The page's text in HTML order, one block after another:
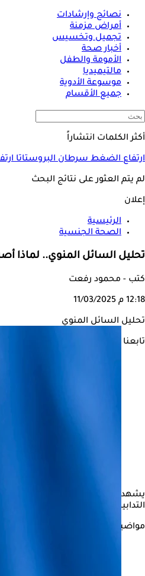
نصائح وإرشادات
أمراض مزمنة
تجميل وتخسيس
أخبار صحة
الأمومة والطفل
مالتيميديا
موسوعة الأدوية
جميع الأقسام
أكثر الكلمات انتشاراً
ارتفاع الضغطسرطان البروستاتا
لم يتم العثور على نتائج البحث
إعلان
الرئيسية
الصحة الجنسية
تحليل السائل المنوي.. لماذا
كتب - محمود رفعت
12:18 م 11/03/2025
تحليل السائل المنوي
تابعنا على
يشهد قطاع الصحة الإنجابية تحولًا
التدابير العلاجية المناسبة، ويرجع
مواضيع ذات صلة